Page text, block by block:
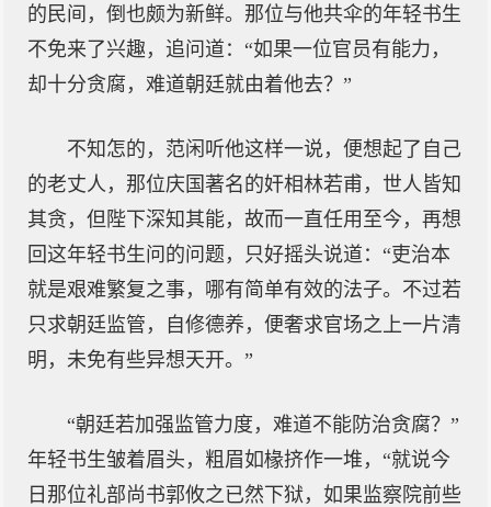
的民间，倒也颇为新鲜。那位与他共伞的年轻书生
不免来了兴趣，追问道：“如果一位官员有能力，
却十分贪腐，难道朝廷就由着他去？”
不知怎的，范闲听他这样一说，便想起了自己
的老丈人，那位庆国著名的奸相林若甫，世人皆知
其贪，但陛下深知其能，故而一直任用至今，再想
回这年轻书生问的问题，只好摇头说道：“吏治本
就是艰难繁复之事，哪有简单有效的法子。不过若
只求朝廷监管，自修德养，便奢求官场之上一片清
明，未免有些异想天开。”
“朝廷若加强监管力度，难道不能防治贪腐？”
年轻书生皱着眉头，粗眉如椽挤作一堆，“就说今
日那位礼部尚书郭攸之已然下狱，如果监察院前些